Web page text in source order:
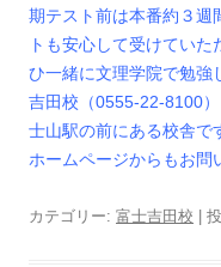
期テスト前は本番約３週
トも安心して受けてい
ひ一緒に文理学院で勉強
吉田校（0555-22-8100
士山駅の前にある校舎で
ホームページからもお問
カテゴリー: 富士吉田校 |